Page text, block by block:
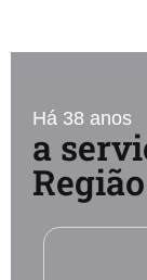
Há 38 anos
a
Região